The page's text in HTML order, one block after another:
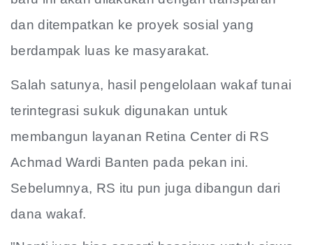
dan ditempatkan ke proyek sosial yang
berdampak luas ke masyarakat.
Salah satunya, hasil pengelolaan wakaf tunai
terintegrasi sukuk digunakan untuk
membangun layanan Retina Center di RS
Achmad Wardi Banten pada pekan ini.
Sebelumnya, RS itu pun juga dibangun dari
dana wakaf.